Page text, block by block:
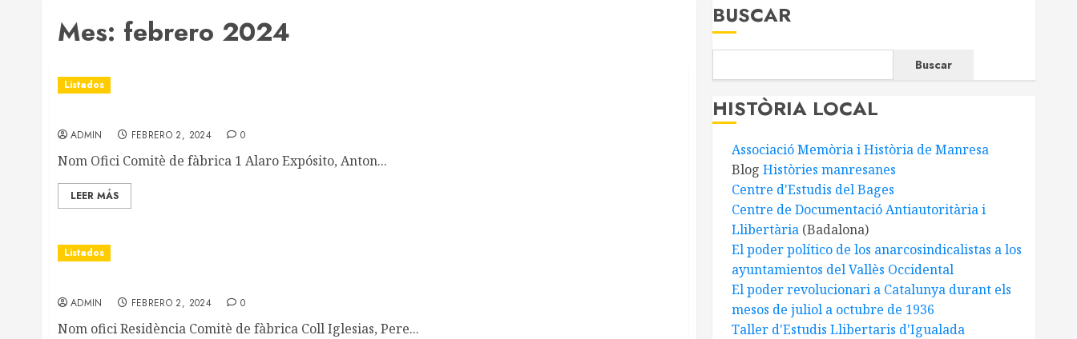
Mes: febrero 2024
Listados
ADMIN FEBRERO 2, 2024 0
Nom Ofici Comitè de fàbrica 1 Alaro Expósito, Anton...
LEER MÁS
Listados
ADMIN FEBRERO 2, 2024 0
Nom ofici Residència Comitè de fàbrica Coll Iglesias, Pere...
BUSCAR
Buscar
HISTÒRIA LOCAL
Associació Memòria i Història de Manresa
Blog Històries manresanes
Centre d'Estudis del Bages
Centre de Documentació Antiautoritària i
Llibertària(Badalona)
El poder político de los anarcosindicalistas a los
ayuntamientos del Vallès Occidental
El poder revolucionari a Catalunya durant els
mesos de juliol a octubre de 1936
Taller d'Estudis Llibertaris d'Igualada